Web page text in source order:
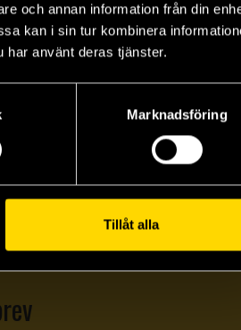
och annan information från din
kan i sin tur kombinera
har använt deras tjänster.
Marknadsföring
Tillåt alla